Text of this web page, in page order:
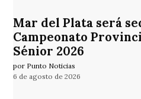
Mar del Plata será
Campeonato
Sénior 2026
por Punto Noticias
6 de agosto de 2026